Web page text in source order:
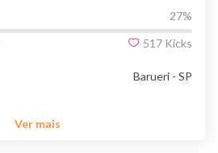
27%
517 Kicks
Barueri - SP
Ver mais